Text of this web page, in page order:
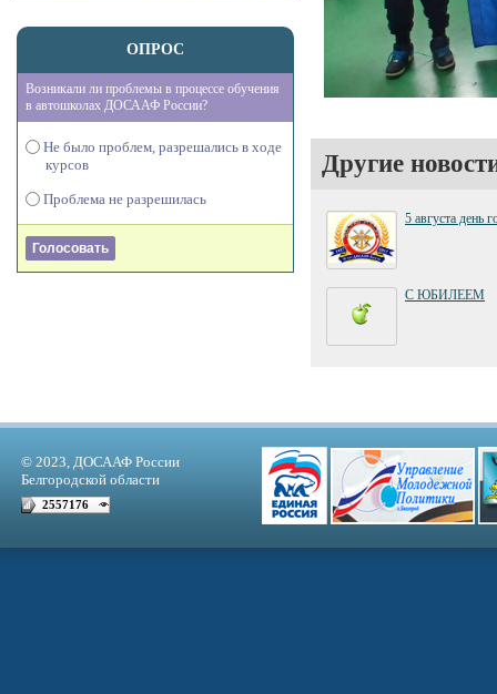
ОПРОС
Возникали ли проблемы в процессе обучения
в автошколах ДОСААФ России?
Не было проблем, разрешались в ходе
курсов
Проблема не разрешилась
Другие
5 августа день
С ЮБИЛЕЕМ
© 2023, ДОСААФ России
Белгородской области
2557176